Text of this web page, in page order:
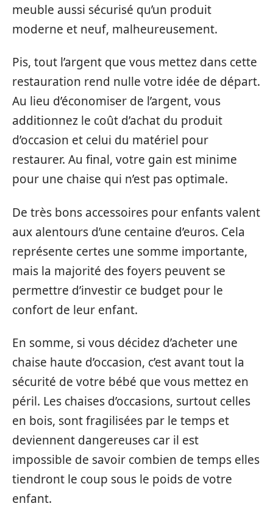
meuble aussi sécurisé qu’un produit
moderne et neuf, malheureusement.
Pis, tout l’argent que vous mettez dans cette
restauration rend nulle votre idée de départ.
Au lieu d’économiser de l’argent, vous
additionnez le coût d’achat du produit
d’occasion et celui du matériel pour
restaurer. Au final, votre gain est minime
pour une chaise qui n’est pas optimale.
De très bons accessoires pour enfants valent
aux alentours d’une centaine d’euros. Cela
représente certes une somme importante,
mais la majorité des foyers peuvent se
permettre d’investir ce budget pour le
confort de leur enfant.
En somme, si vous décidez d’acheter une
chaise haute d’occasion, c’est avant tout la
sécurité de votre bébé que vous mettez en
péril. Les chaises d’occasions, surtout celles
en bois, sont fragilisées par le temps et
deviennent dangereuses car il est
impossible de savoir combien de temps elles
tiendront le coup sous le poids de votre
enfant.